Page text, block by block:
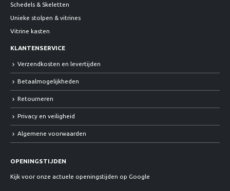
Schedels & Skeletten
Unieke stolpen & vitrines
Vitrine kasten
KLANTENSERVICE
Verzendkosten en levertijden
Betaalmogelijkheden
Retourneren
Privacy en veiligheid
Algemene voorwaarden
OPENINGSTIJDEN
Kijk voor onze actuele openingstijden op Google